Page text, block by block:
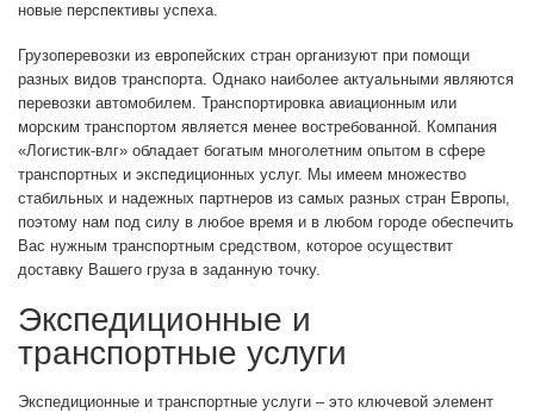
новые перспективы успеха.
Грузоперевозки из европейских стран организуют при помощи
разных видов транспорта. Однако наиболее актуальными являются
перевозки автомобилем. Транспортировка авиационным или
морским транспортом является менее востребованной. Компания
«Логистик-влг» обладает богатым многолетним опытом в сфере
транспортных и экспедиционных услуг. Мы имеем множество
стабильных и надежных партнеров из самых разных стран Европы,
поэтому нам под силу в любое время и в любом городе обеспечить
Вас нужным транспортным средством, которое осуществит
доставку Вашего груза в заданную точку.
Экспедиционные и
транспортные услуги
Экспедиционные и транспортные услуги – это ключевой элемент